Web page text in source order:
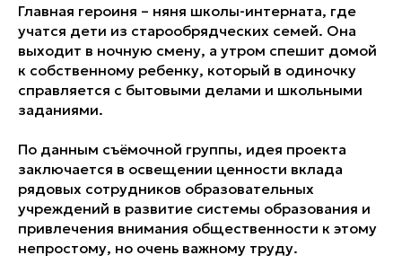
Главная героиня – няня школы-интерната, где
учатся дети из старообрядческих семей. Она
выходит в ночную смену, а утром спешит домой
к собственному ребенку, который в одиночку
справляется с бытовыми делами и школьными
заданиями.
По данным съёмочной группы, идея проекта
заключается в освещении ценности вклада
рядовых сотрудников образовательных
учреждений в развитие системы образования и
привлечения внимания общественности к этому
непростому, но очень важному труду.